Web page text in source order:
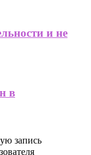
и не
в
запись